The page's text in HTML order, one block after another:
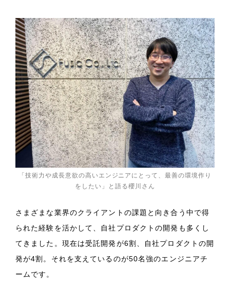
「技術力や成長意欲の高いエンジニアにとって、最善の環境作り
をしたい」と語る櫻川さん
さまざまな業界のクライアントの課題と向き合う中で得
られた経験を活かして、自社プロダクトの開発も多くし
てきました。現在は受託開発が6割、自社プロダクトの開
発が4割。それを支えているのが50名強のエンジニアチ
ームです。